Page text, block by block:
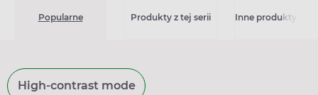
Popularne Produkty z tej serii Inne produkty z
High-contrast mode